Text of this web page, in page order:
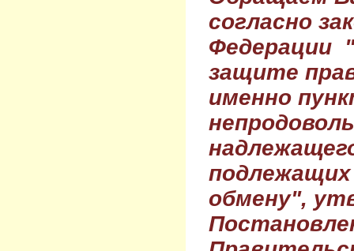
согласно
Федерации
защите
именно
обмену",